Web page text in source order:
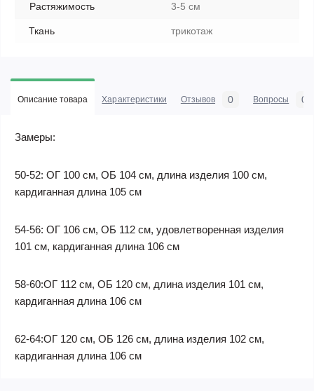
Растяжимость 3-5 см
Ткань трикотаж
Описание товара Характеристики Отзывов 0 Вопросы 0
Замеры:
50-52: ОГ 100 см, ОБ 104 см, длина изделия 100 см,
кардиганная длина 105 см
54-56: ОГ 106 см, ОБ 112 см, удовлетворенная изделия
101 см, кардиганная длина 106 см
58-60:ОГ 112 см, ОБ 120 см, длина изделия 101 см,
кардиганная длина 106 см
62-64:ОГ 120 см, ОБ 126 см, длина изделия 102 см,
кардиганная длина 106 см